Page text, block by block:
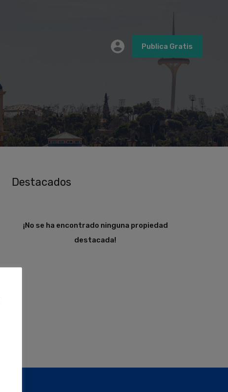
Publica Gratis
Destacados
¡No se ha encontrado ninguna propiedad
destacada!